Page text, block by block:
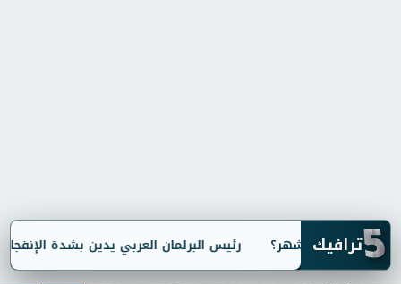
5ترافيك رئيس البرلمان العربي يدين بشدة الإنفجار